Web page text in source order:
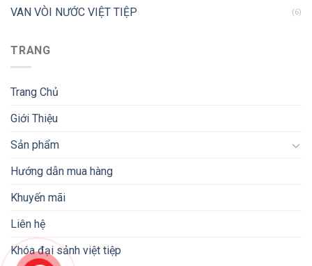
VAN VÒI NƯỚC VIỆT TIỆP (6)
TRANG
Trang Chủ
Giới Thiệu
Sản phẩm
Hướng dẫn mua hàng
Khuyến mãi
Liên hệ
Khóa đại sảnh việt tiệp